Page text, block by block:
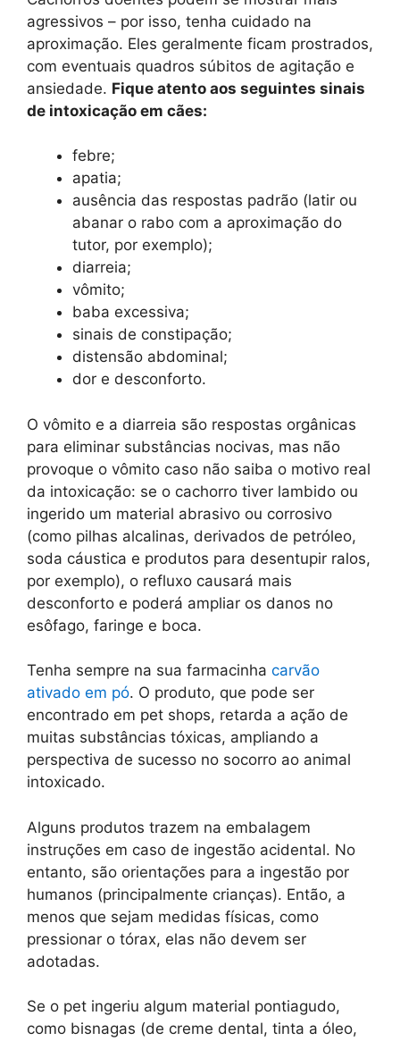
agressivos – por isso, tenha cuidado na
aproximação. Eles geralmente ficam prostrados,
com eventuais quadros súbitos de agitação e
ansiedade. Fique atento aos seguintes sinais
de intoxicação em cães:
febre;
apatia;
ausência das respostas padrão (latir ou
abanar o rabo com a aproximação do
tutor, por exemplo);
diarreia;
vômito;
baba excessiva;
sinais de constipação;
distensão abdominal;
dor e desconforto.
O vômito e a diarreia são respostas orgânicas
para eliminar substâncias nocivas, mas não
provoque o vômito caso não saiba o motivo real
da intoxicação: se o cachorro tiver lambido ou
ingerido um material abrasivo ou corrosivo
(como pilhas alcalinas, derivados de petróleo,
soda cáustica e produtos para desentupir ralos,
por exemplo), o refluxo causará mais
desconforto e poderá ampliar os danos no
esôfago, faringe e boca.
Tenha sempre na sua farmacinha carvão
ativado em pó. O produto, que pode ser
encontrado em pet shops, retarda a ação de
muitas substâncias tóxicas, ampliando a
perspectiva de sucesso no socorro ao animal
intoxicado.
Alguns produtos trazem na embalagem
instruções em caso de ingestão acidental. No
entanto, são orientações para a ingestão por
humanos (principalmente crianças). Então, a
menos que sejam medidas físicas, como
pressionar o tórax, elas não devem ser
adotadas.
Se o pet ingeriu algum material pontiagudo,
como bisnagas (de creme dental, tinta a óleo,